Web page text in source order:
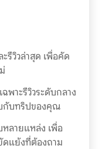
รีวิวล่าสุด เพื่อคัด
พาะรีวิวระดับกลาง
กับทริปของคุณ
ลายแหล่ง เพื่อ
แย้งที่ต้องถาม